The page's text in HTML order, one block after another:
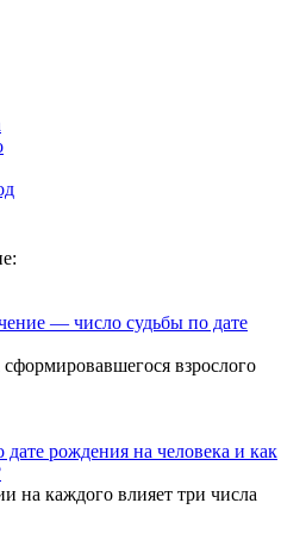
— число судьбы по дате
взрослого
рождения на человека и как
на каждого влияет три числа